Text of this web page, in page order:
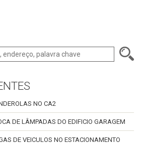
NO CA2
DE LÂMPADAS DO EDIFICIO GARAGEM
DE VEICULOS NO ESTACIONAMENTO